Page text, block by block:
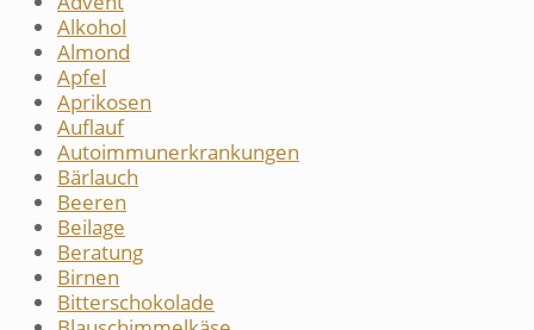
Alkohol
Almond
Apfel
Aprikosen
Auflauf
Autoimmunerkrankungen
Bärlauch
Beeren
Beilage
Beratung
Birnen
Bitterschokolade